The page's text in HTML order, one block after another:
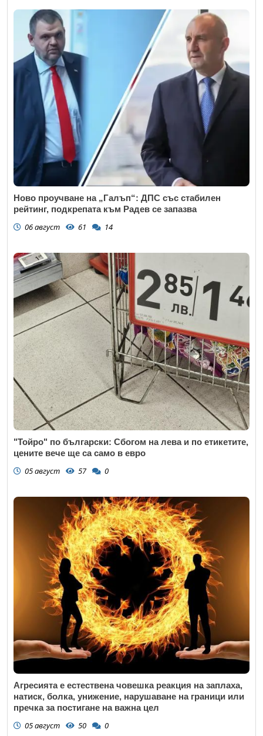
Ново проучване на „Галъп“: ДПС със стабилен
рейтинг, подкрепата към Радев се запазва
06 август 61 14
"Тойро" по български: Сбогом на лева и по етикетите,
цените вече ще са само в евро
05 август 57 0
Агресията е естествена човешка реакция на заплаха,
натиск, болка, унижение, нарушаване на граници или
пречка за постигане на важна цел
05 август 50 0